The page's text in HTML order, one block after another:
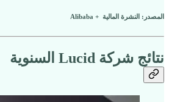
المصدر: النشرة المالية + Alibaba
نتائج شركة Lucid السنوية